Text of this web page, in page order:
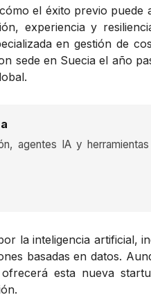
el éxito previo
experiencia y
en gestión de
sede en Suecia el año
agentes IA y
la inteligencia artificial,
basadas en datos.
esta nueva